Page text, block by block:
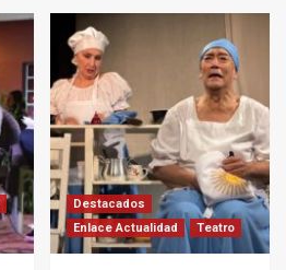
Destacados
Enlace Actualidad
Teatro